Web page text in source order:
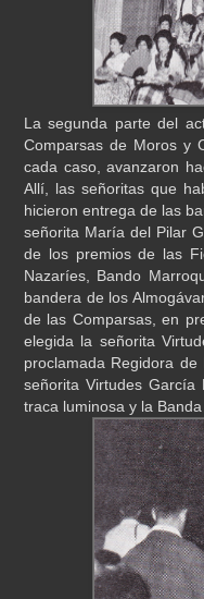
La segunda parte del
Comparsas de Moros y
cada caso, avanzaron
Allí, las señoritas que
hicieron entrega de las
señorita María del Pilar
de los premios de las
Nazaríes, Bando
bandera de los
de las Comparsas, en
elegida la señorita
proclamada Regidora
señorita Virtudes
traca luminosa y la